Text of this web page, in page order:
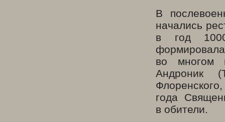
В
начались
в год
во многом
Андроник
года
в обители.